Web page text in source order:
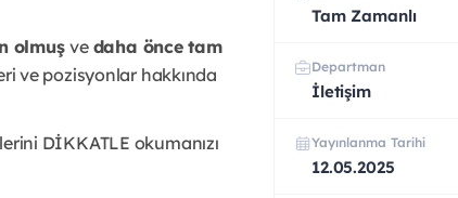
olmuşve daha önce tam
ve pozisyonlar hakkında
DİKKATLE okumanızı
Tam Zamanlı
Departman
İletişim
Yayınlanma Tarihi
12.05.2025